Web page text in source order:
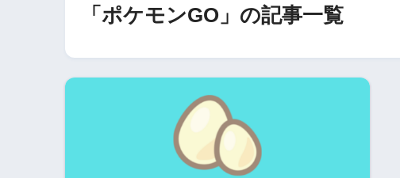
「ポケモンGO」の記事一覧